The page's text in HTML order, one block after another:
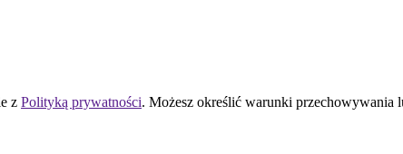
z Polityką prywatności. Możesz określić warunki przechowywania